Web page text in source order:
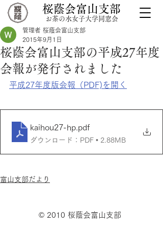
桜蔭会富山支部
お茶の水女子大学同窓会
桜蔭会富山支部の平成27年度
会報が発行されました
管理者 桜蔭会富山支部
2015年9月1日
平成27年度版会報（PDF)を開く
kaihou27-hp .pdf
ダウンロード：PDF • 2.88MB
富山支部だより
© 2010 桜蔭会富山支部